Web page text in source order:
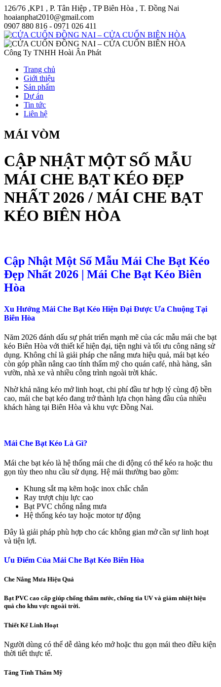
126/76 ,KP1 , P. Tân Hiệp , TP Biên Hòa , T. Đồng Nai
hoaianphat2010@gmail.com
0907 880 816 - 0971 026 411
Công Ty TNHH Hoài Ân Phát
Trang chủ
Giới thiệu
Sản phẩm
Dự án
Tin tức
Liên hệ
MÁI VÒM
CẬP NHẬT MỘT SỐ MẪU
MÁI CHE BẠT KÉO ĐẸP
NHẤT 2026 / MÁI CHE BẠT
KÉO BIÊN HÒA
Cập Nhật Một Số Mẫu Mái Che Bạt Kéo
Đẹp Nhất 2026 | Mái Che Bạt Kéo Biên
Hòa
Xu Hướng Mái Che Bạt Kéo Hiện Đại Được Ưa Chuộng Tại
Biên Hòa
Năm 2026 đánh dấu sự phát triển mạnh mẽ của các mẫu mái che bạt
kéo Biên Hòa với thiết kế hiện đại, tiện nghi và tối ưu công năng sử
dụng. Không chỉ là giải pháp che nắng mưa hiệu quả, mái bạt kéo
còn góp phần nâng cao tính thẩm mỹ cho quán café, nhà hàng, sân
vườn, nhà xe và nhiều công trình ngoài trời khác.
Nhờ khả năng kéo mở linh hoạt, chi phí đầu tư hợp lý cùng độ bền
cao, mái che bạt kéo đang trở thành lựa chọn hàng đầu của nhiều
khách hàng tại Biên Hòa và khu vực Đồng Nai.
Mái Che Bạt Kéo Là Gì?
Mái che bạt kéo là hệ thống mái che di động có thể kéo ra hoặc thu
gọn tùy theo nhu cầu sử dụng. Hệ mái thường bao gồm:
Khung sắt mạ kẽm hoặc inox chắc chắn
Ray trượt chịu lực cao
Bạt PVC chống nắng mưa
Hệ thống kéo tay hoặc motor tự động
Đây là giải pháp phù hợp cho các không gian mở cần sự linh hoạt
và tiện lợi.
Ưu Điểm Của Mái Che Bạt Kéo Biên Hòa
Che Nắng Mưa Hiệu Quả
Bạt PVC cao cấp giúp chống thấm nước, chống tia UV và giảm nhiệt hiệu
quả cho khu vực ngoài trời.
Thiết Kế Linh Hoạt
Người dùng có thể dễ dàng kéo mở hoặc thu gọn mái theo điều kiện
thời tiết thực tế.
Tăng Tính Thẩm Mỹ